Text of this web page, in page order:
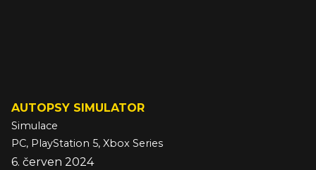
AUTOPSY SIMULATOR
Simulace
PC, PlayStation 5, Xbox Series
6. červen 2024